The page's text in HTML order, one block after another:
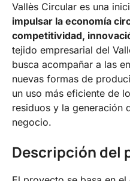
Vallès Circular es una
impulsar la economía
competitividad,
tejido empresarial del
busca acompañar a las
nuevas formas de
un uso más eficiente de
residuos y la generación
negocio.
Descripción del